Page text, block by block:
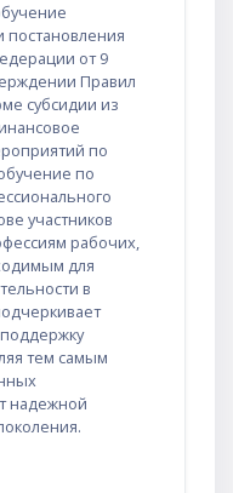
постановления
от 9
Правил
субсидии из
по
по
участников
рабочих,
для
в
тем самым
надежной